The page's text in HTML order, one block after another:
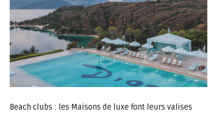
Beach clubs : les Maisons de luxe font leurs valises